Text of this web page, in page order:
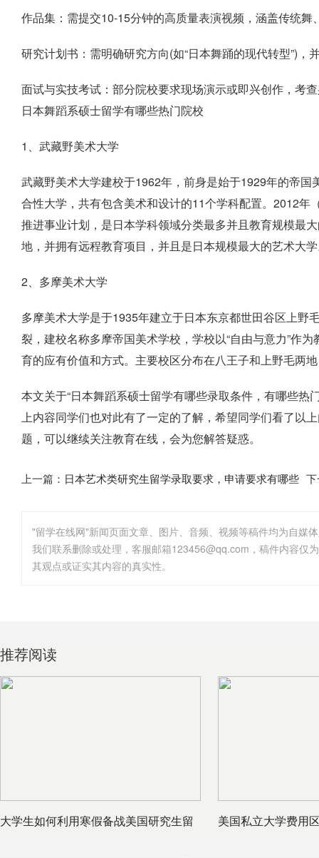
作品集：需提交10-15分钟的高质量表演视频，涵盖传统
研究计划书：需明确研究方向(如“日本舞踊的现代转型”)，
面试与实技考试：部分院校要求现场演示或即兴创作，考
日本舞蹈系硕士留学有哪些热门院校
1、武藏野美术大学
武藏野美术大学建校于1962年，前身是始于1929年的帝
合性大学，共有包含美术和设计的11个学科配置。2012
推进事业计划，是日本学科领域分类最多并且教育规模最
地，并拥有远程教育项目，并且是日本规模最大的艺术大
2、多摩美术大学
多摩美术大学是于1935年建立于日本东京都世田谷区上
裂，建校名称多摩帝国美术学校，学校以“自由与意力”作
育的应有价值和方式。主要校区分布在八王子和上野毛两
本文关于“日本舞蹈系硕士留学有哪些录取条件，有哪些
上内容同学们也对此有了一定的了解，希望同学们看了以
题，可以继续关注教育在线，会为您解答疑惑。
上一篇： 日本艺术类研究生留学录取要求，申请要求有哪些
"留学在线网"新闻页面文章、图片、音频、视频等稿件均为自媒
其观点或证实其内容的真实性。
推荐阅读
大学生如何利用寒假备战美国研究生留
美国私立大学费用